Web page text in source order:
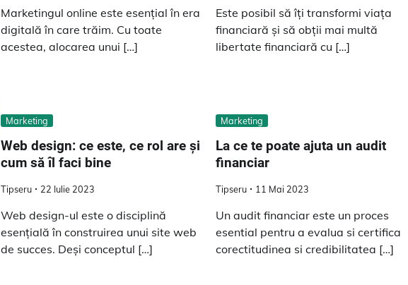
Marketingul online este esențial în era
digitală în care trăim. Cu toate
acestea, alocarea unui […]
Este posibil să îți transformi viața
financiară și să obții mai multă
libertate financiară cu […]
Marketing
Web design: ce este, ce rol are și
cum să îl faci bine
Tipseru 22 Iulie 2023
Web design-ul este o disciplină
esențială în construirea unui site web
de succes. Deși conceptul […]
Marketing
La ce te poate ajuta un audit
financiar
Tipseru 11 Mai 2023
Un audit financiar este un proces
esential pentru a evalua si certifica
corectitudinea si credibilitatea […]